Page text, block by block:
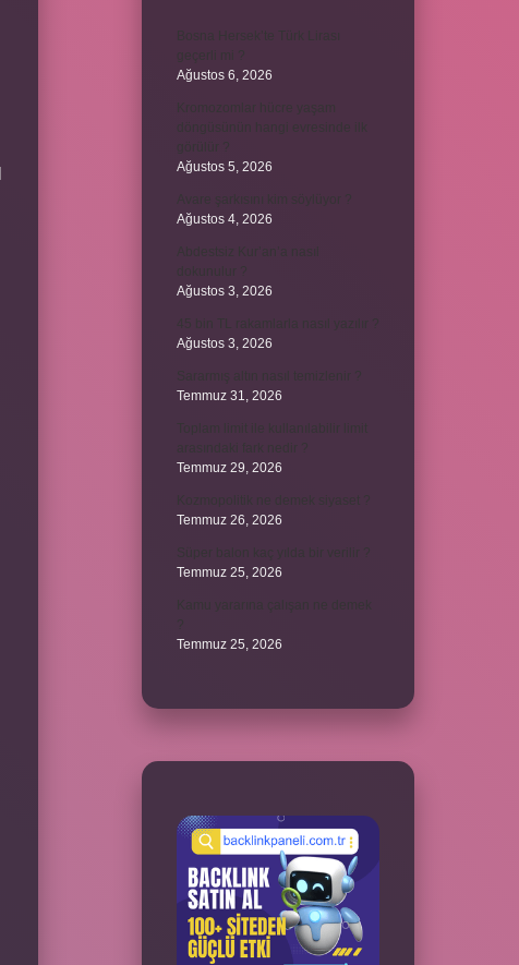
Ağustos 6, 2026
Ağustos 5, 2026
Ağustos 4, 2026
Ağustos 3, 2026
Ağustos 3, 2026
Temmuz 31, 2026
Temmuz 29, 2026
Temmuz 26, 2026
Temmuz 25, 2026
Temmuz 25, 2026